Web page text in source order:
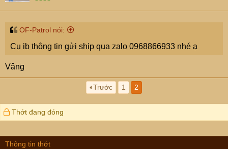
n
s
OF-Patrol nói:
Cụ ib thông tin gửi ship qua zalo 0968866933 nhé ạ
Vâng
Trước 1 2
Thớt đang đóng
Thông tin thớt